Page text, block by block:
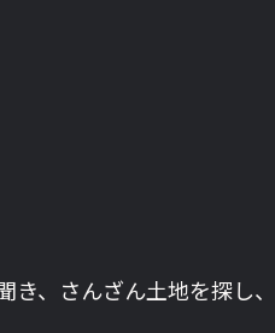
、さんざん土地を探し、